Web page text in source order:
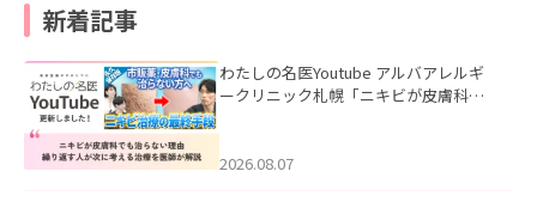
新着記事
わたしの名医Youtube アルバアレルギ
ークリニック札幌「ニキビが皮膚科で
ました。
2026.08.07